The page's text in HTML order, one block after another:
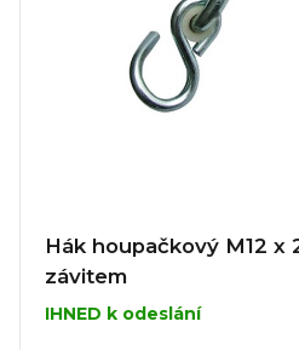
Hák houpačkový M12 x
závitem
IHNED k odeslání